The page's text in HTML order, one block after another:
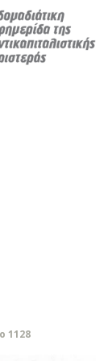
1128